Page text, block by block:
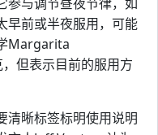
早前或半夜服用，可能
Margarita
但表示目前的服用方
清晰标签标明使用说明